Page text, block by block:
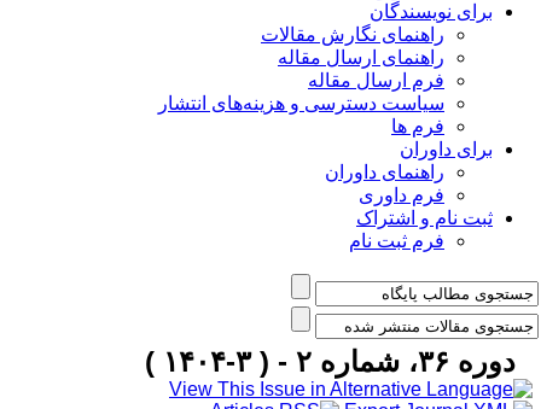
برای نویسندگان
راهنمای نگارش مقالات
راهنمای ارسال مقاله
فرم ارسال مقاله
سیاست دسترسی و هزینه‌های انتشار
فرم ها
برای داوران
راهنمای داوران
فرم داوری
ثبت نام و اشتراک
فرم ثبت نام
دوره ۳۶، شماره ۲ - ( ۳-۱۴۰۴ )